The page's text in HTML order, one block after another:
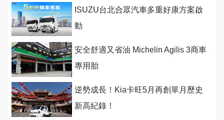
ISUZU台北合眾汽車多重好康方案啟
動
安全舒適又省油 Michelin Agilis 3商車
專用胎
逆勢成長！Kia卡旺5月再創單月歷史
新高紀錄！